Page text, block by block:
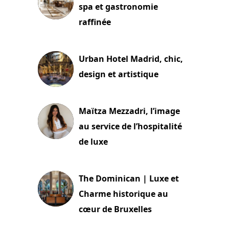
spa et gastronomie
raffinée
Urban Hotel Madrid, chic,
design et artistique
Maïtza Mezzadri, l’image
au service de l’hospitalité
de luxe
The Dominican | Luxe et
Charme historique au
cœur de Bruxelles